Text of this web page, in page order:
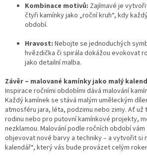
Kombinace motivů: Zajímavé je
čtyři kamínky jako „roční kruh“, kdy
období.
Hravost: Nebojte se jednoduchých
hvězdička či spirála dokážou evokovat
jako detailní malba.
Závěr – malované kamínky jako malý
Inspirace ročními obdobími dává malování
Každý kamínek se stává malým uměleckým
atmosféru jara, léta, podzimu nebo zimy. Ať
rodinu nebo pro putovní kamínkové projekty,
nezklamou. Malování podle ročních období
objevovat nové barvy a techniky – a vytvořit si
kalendář“, který vás bude provázet celým